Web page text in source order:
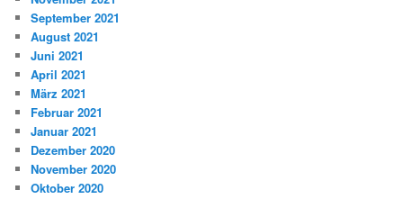
September 2021
August 2021
Juni 2021
April 2021
März 2021
Februar 2021
Januar 2021
Dezember 2020
November 2020
Oktober 2020